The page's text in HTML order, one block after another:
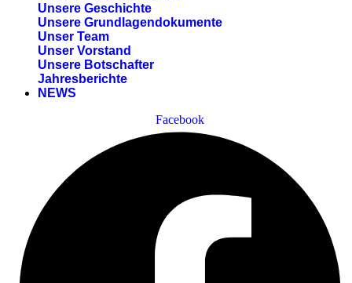
Unsere Geschichte
Unsere Grundlagendokumente
Unser Team
Unser Vorstand
Unsere Botschafter
Jahresberichte
NEWS
Facebook